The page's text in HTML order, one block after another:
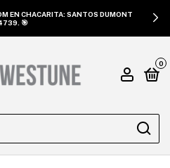
EN CHACARITA: SANTOS DUMONT
🎯
0